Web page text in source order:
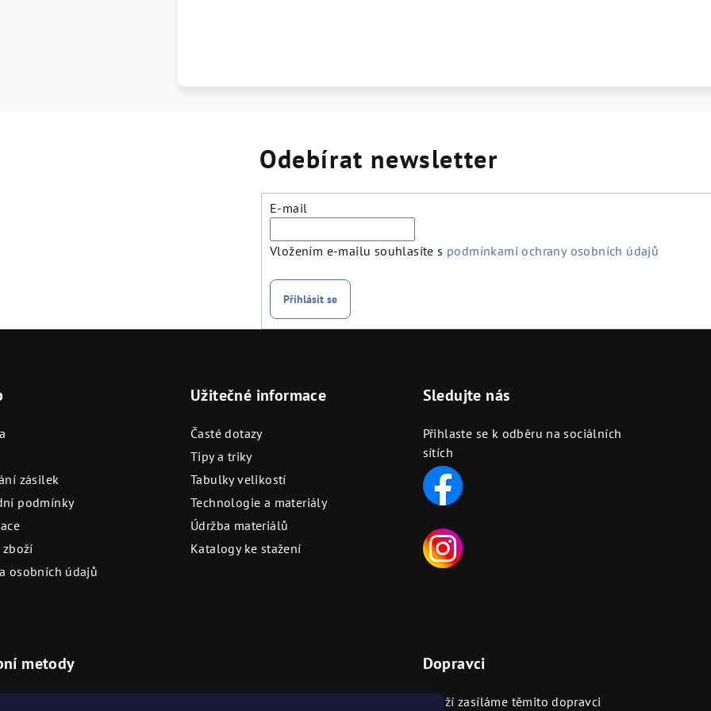
Odebírat newsletter
E-mail
Vložením e-mailu souhlasíte s podmínkami ochrany osobních údajů
Přihlásit se
zásilek
podmínky
zboží
osobních údajů
Užitečné informace
Časté dotazy
Tipy a triky
Tabulky velikostí
Technologie a materiály
Údržba materiálů
Katalogy ke stažení
Sledujte nás
Přihlaste se k odběru na sociálních
sítích
metody Dopravci
Zboží zasíláme těmito dopravci